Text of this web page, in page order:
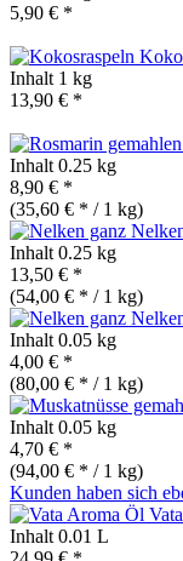
5,90 € *
Inhalt 1 kg
13,90 € *
Inhalt 0.25 kg
8,90 € *
(35,60 € * / 1 kg)
Inhalt 0.25 kg
13,50 € *
(54,00 € * / 1 kg)
Inhalt 0.05 kg
4,00 € *
(80,00 € * / 1 kg)
Inhalt 0.05 kg
4,70 € *
(94,00 € * / 1 kg)
Kunden haben sich
Inhalt 0.01 L